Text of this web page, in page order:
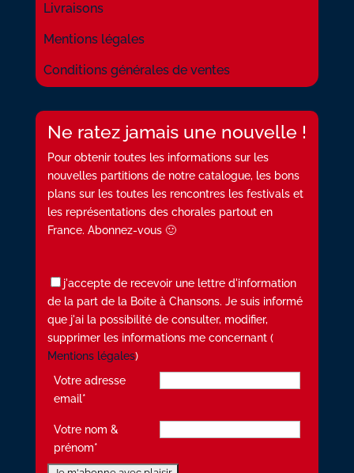
Livraisons
Mentions légales
Conditions générales de ventes
Ne ratez jamais une nouvelle !
Pour obtenir toutes les informations sur les
nouvelles partitions de notre catalogue, les bons
plans sur les toutes les rencontres les festivals et
les représentations des chorales partout en
France. Abonnez-vous 🙂
j'accepte de recevoir une lettre d'information
de la part de la Boite à Chansons. Je suis informé
que j'ai la possibilité de consulter, modifier,
supprimer les informations me concernant (
Mentions légales)
Votre adresse
email*
Votre nom &
prénom*